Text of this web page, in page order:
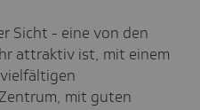
Sicht - eine von den
attraktiv ist, mit einem
mit guten